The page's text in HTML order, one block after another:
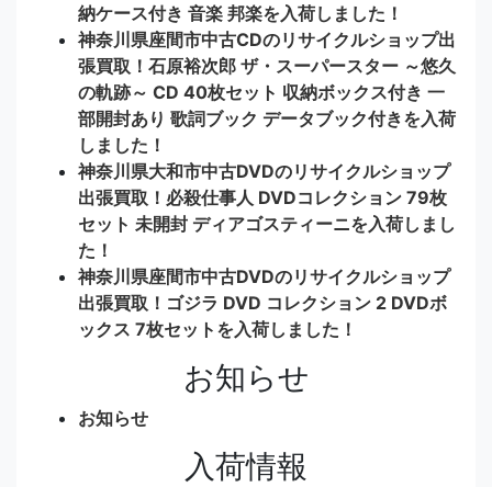
納ケース付き 音楽 邦楽を入荷しました！
神奈川県座間市中古CDのリサイクルショップ出
張買取！石原裕次郎 ザ・スーパースター ～悠久
の軌跡～ CD 40枚セット 収納ボックス付き 一
部開封あり 歌詞ブック データブック付きを入荷
しました！
神奈川県大和市中古DVDのリサイクルショップ
出張買取！必殺仕事人 DVDコレクション 79枚
セット 未開封 ディアゴスティーニを入荷しまし
た！
神奈川県座間市中古DVDのリサイクルショップ
出張買取！ゴジラ DVD コレクション 2 DVDボ
ックス 7枚セットを入荷しました！
お知らせ
お知らせ
入荷情報